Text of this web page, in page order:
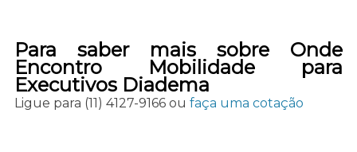
Para saber mais sobre Onde
Encontro Mobilidade para
Executivos Diadema
Ligue para (11) 4127-9166ou faça uma cotação